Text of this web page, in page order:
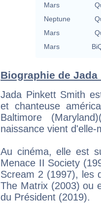
Mars
Neptune
Mars
Mars
Biographie de
Jada Pinkett Smith
et chanteuse
Baltimore
naissance vient
Au cinéma, elle est
Menace II Society
Scream 2 (1997), les
The Matrix (2003) ou
du Président (2019).